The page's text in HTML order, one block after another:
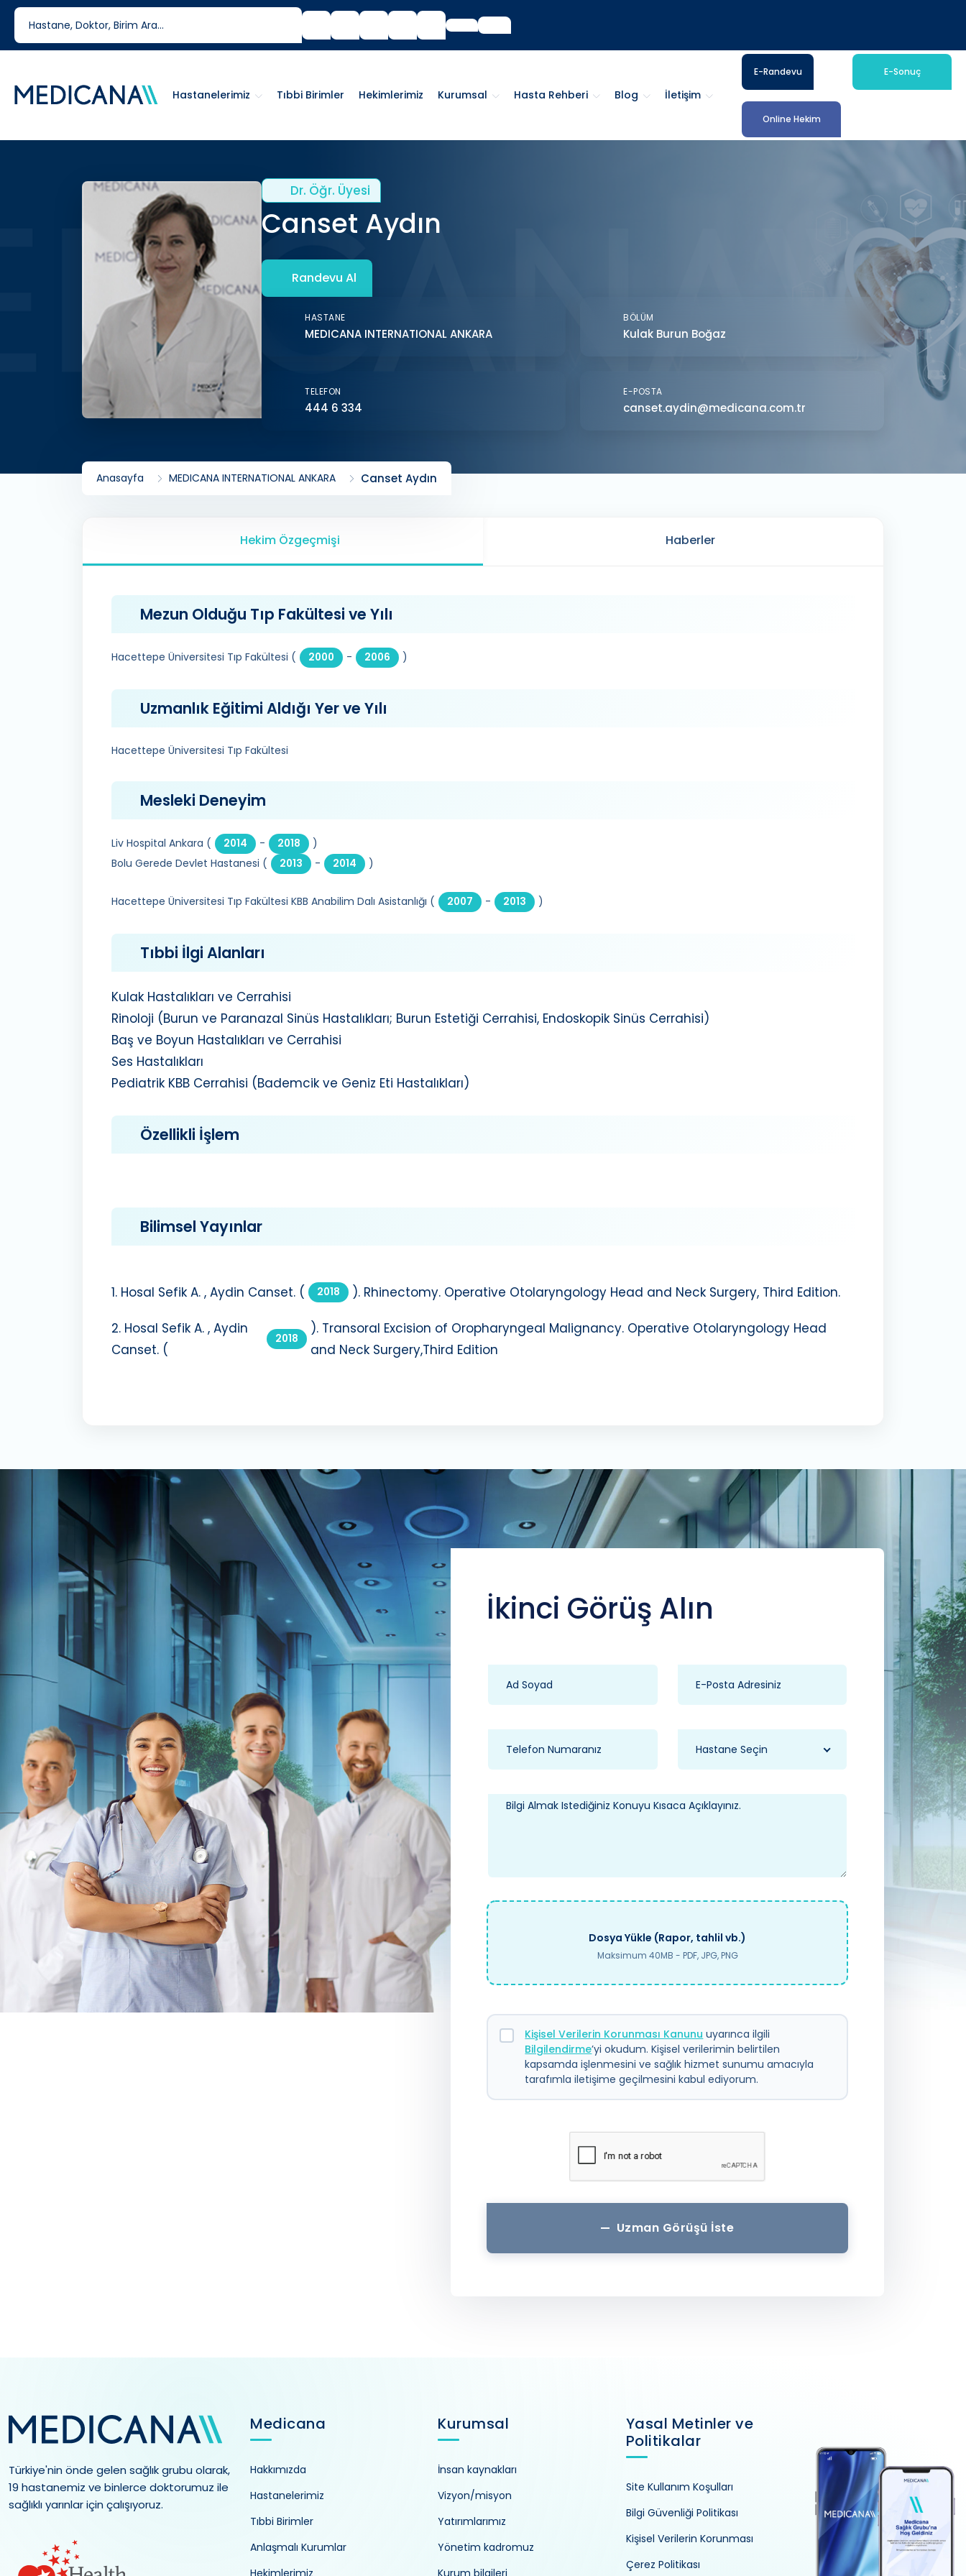
444 6 334
Tıbbi Birimler Hekimlerimiz Kurumsal Hasta Rehberi Blog İletişim
Hastanelerimiz
E-Randevu E-Sonuç
Online Hekim
Dr. Öğr. Üyesi
Canset Aydın
Randevu Al
HASTANE
MEDICANA INTERNATIONAL ANKARA
BÖLÜM
Kulak Burun Boğaz
TELEFON
444 6 334
E-POSTA
canset.aydin@medicana.com.tr
Anasayfa MEDICANA INTERNATIONAL ANKARA Canset Aydın
Hekim Özgeçmişi Haberler
Mezun Olduğu Tıp Fakültesi ve Yılı
Hacettepe Üniversitesi Tıp Fakültesi ( 2000 - 2006 )
Uzmanlık Eğitimi Aldığı Yer ve Yılı
Hacettepe Üniversitesi Tıp Fakültesi
Mesleki Deneyim
Liv Hospital Ankara ( 2014 - 2018
)
Bolu Gerede Devlet Hastanesi (
2013 - 2014 )
Hacettepe Üniversitesi Tıp Fakültesi KBB Anabilim Dalı Asistanlığı ( 2007 - 2013 )
Tıbbi İlgi Alanları
Kulak Hastalıkları ve Cerrahisi
Rinoloji (Burun ve Paranazal Sinüs Hastalıkları; Burun Estetiği Cerrahisi, Endoskopik Sinüs Cerrahisi)
Baş ve Boyun Hastalıkları ve Cerrahisi
Ses Hastalıkları
Pediatrik KBB Cerrahisi (Bademcik ve Geniz Eti Hastalıkları)
Özellikli İşlem
Bilimsel Yayınlar
1. Hosal Sefik A. , Aydin Canset. ( 2018 ). Rhinectomy. Operative Otolaryngology Head and Neck Surgery, Third Edition.
2. Hosal Sefik A. , Aydin
Canset. (
2018
). Transoral Excision of Oropharyngeal Malignancy. Operative Otolaryngology Head
and Neck Surgery,Third Edition
İkinci Görüş Alın
Hastane Seçin
Dosya Yükle (Rapor, tahlil vb.)
Maksimum 40MB - PDF, JPG, PNG
Kişisel Verilerin Korunması Kanunu uyarınca ilgili
Bilgilendirme’yi okudum. Kişisel verilerimin belirtilen
kapsamda işlenmesini ve sağlık hizmet sunumu amacıyla
tarafımla iletişime geçilmesini kabul ediyorum.
Uzman Görüşü İste
Türkiye'nin önde gelen sağlık grubu olarak,
19 hastanemiz ve binlerce doktorumuz ile
sağlıklı yarınlar için çalışıyoruz.
Medicana
Hakkımızda
Hastanelerimiz
Tıbbi Birimler
Anlaşmalı Kurumlar
Hekimlerimiz
Kurumsal
İnsan kaynakları
Vizyon/misyon
Yatırımlarımız
Yönetim kadromuz
Kurum bilgileri
Yasal Metinler ve
Politikalar
Site Kullanım Koşulları
Bilgi Güvenliği Politikası
Kişisel Verilerin Korunması
Çerez Politikası